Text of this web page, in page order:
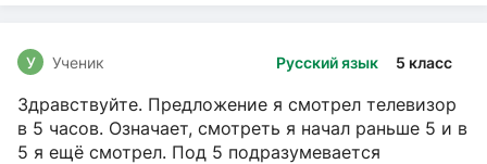
Русский язык 5 класс
У Ученик
Здравствуйте. Предложение я смотрел телевизор
в 5 часов. Означает, смотреть я начал раньше 5 и в
5 я ещё смотрел. Под 5 подразумевается